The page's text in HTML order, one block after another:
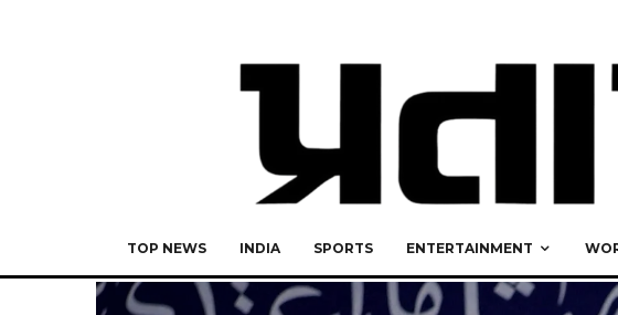
TOP NEWS INDIA SPORTS ENTERTAINMENT